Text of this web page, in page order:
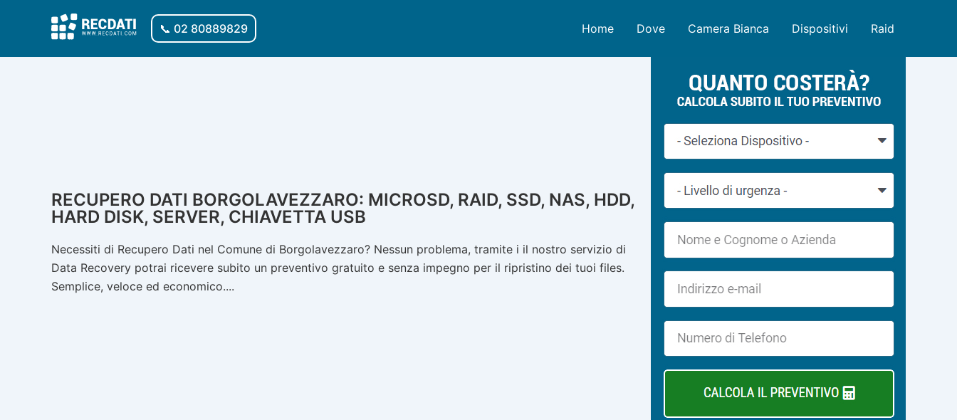
📞 02 80889829 Home Dove Camera Bianca Dispositivi Raid
RECUPERO DATI BORGOLAVEZZARO: MICROSD, RAID, SSD, NAS, HDD,
HARD DISK, SERVER, CHIAVETTA USB
Necessiti di Recupero Dati nel Comune di Borgolavezzaro? Nessun problema, tramite i il nostro servizio di
Data Recovery potrai ricevere subito un preventivo gratuito e senza impegno per il ripristino dei tuoi files.
Semplice, veloce ed economico....